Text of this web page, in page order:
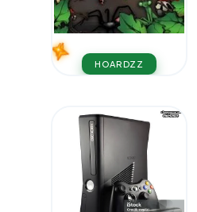
HOARDZZ